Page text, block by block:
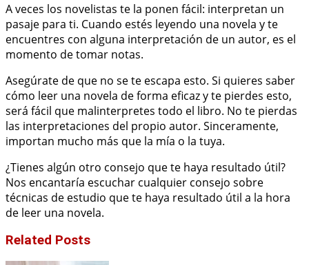
A veces los novelistas te la ponen fácil: interpretan un
pasaje para ti. Cuando estés leyendo una novela y te
encuentres con alguna interpretación de un autor, es el
momento de tomar notas.
Asegúrate de que no se te escapa esto. Si quieres saber
cómo leer una novela de forma eficaz y te pierdes esto,
será fácil que malinterpretes todo el libro. No te pierdas
las interpretaciones del propio autor. Sinceramente,
importan mucho más que la mía o la tuya.
¿Tienes algún otro consejo que te haya resultado útil?
Nos encantaría escuchar cualquier consejo sobre
técnicas de estudio que te haya resultado útil a la hora
de leer una novela.
Related Posts